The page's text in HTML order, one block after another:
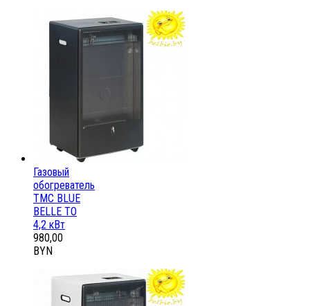
Газовый
обогреватель
ТМС BLUE
BELLE ТО
4,2 кВт
980,00
BYN